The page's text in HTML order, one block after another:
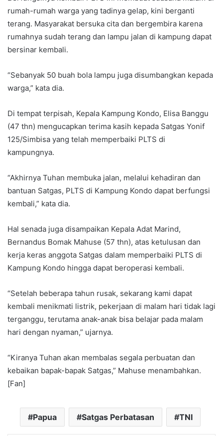
rumah-rumah warga yang tadinya gelap, kini berganti
terang. Masyarakat bersuka cita dan bergembira karena
rumahnya sudah terang dan lampu jalan di kampung dapat
bersinar kembali.
“Sebanyak 50 buah bola lampu juga disumbangkan kepada
warga,” kata dia.
Di tempat terpisah, Kepala Kampung Kondo, Elisa Banggu
(47 thn) mengucapkan terima kasih kepada Satgas Yonif
125/Simbisa yang telah memperbaiki PLTS di
kampungnya.
“Akhirnya Tuhan membuka jalan, melalui kehadiran dan
bantuan Satgas, PLTS di Kampung Kondo dapat berfungsi
kembali,” kata dia.
Hal senada juga disampaikan Kepala Adat Marind,
Bernandus Bomak Mahuse (57 thn), atas ketulusan dan
kerja keras anggota Satgas dalam memperbaiki PLTS di
Kampung Kondo hingga dapat beroperasi kembali.
“Setelah beberapa tahun rusak, sekarang kami dapat
kembali menikmati listrik, pekerjaan di malam hari tidak lagi
terganggu, terutama anak-anak bisa belajar pada malam
hari dengan nyaman,” ujarnya.
“Kiranya Tuhan akan membalas segala perbuatan dan
kebaikan bapak-bapak Satgas,” Mahuse menambahkan.
[Fan]
Papua Satgas Perbatasan TNI